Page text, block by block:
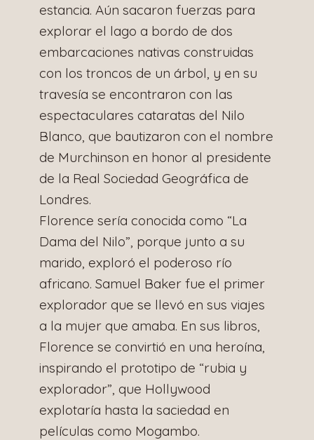
estancia. Aún sacaron fuerzas para
explorar el lago a bordo de dos
embarcaciones nativas construidas
con los troncos de un árbol, y en su
travesía se encontraron con las
espectaculares cataratas del Nilo
Blanco, que bautizaron con el nombre
de Murchinson en honor al presidente
de la Real Sociedad Geográfica de
Londres.
Florence sería conocida como “La
Dama del Nilo”, porque junto a su
marido, exploró el poderoso río
africano. Samuel Baker fue el primer
explorador que se llevó en sus viajes
a la mujer que amaba. En sus libros,
Florence se convirtió en una heroína,
inspirando el prototipo de “rubia y
explorador”, que Hollywood
explotaría hasta la saciedad en
películas como Mogambo.